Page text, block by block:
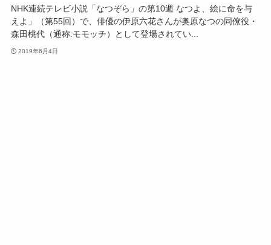
NHK連続テレビ小説「なつぞら」の第10週 なつよ、絵に命を与
えよ」（第55回）で、俳優の伊原六花さんが奥原なつの同僚役・
森田桃代（通称:モモッチ）として登場されてい...
2019年6月4日